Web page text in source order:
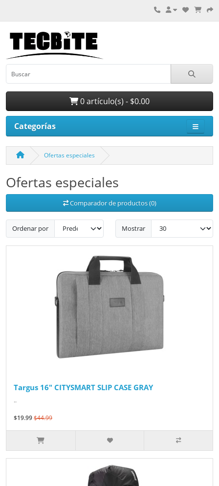
0 artículo(s) - $0.00
Categorías
Ofertas especiales
Ofertas especiales
Comparador de productos (0)
Ordenar por Mostrar
Targus 16" CITYSMART SLIP CASE GRAY
..
$19.99$44.99